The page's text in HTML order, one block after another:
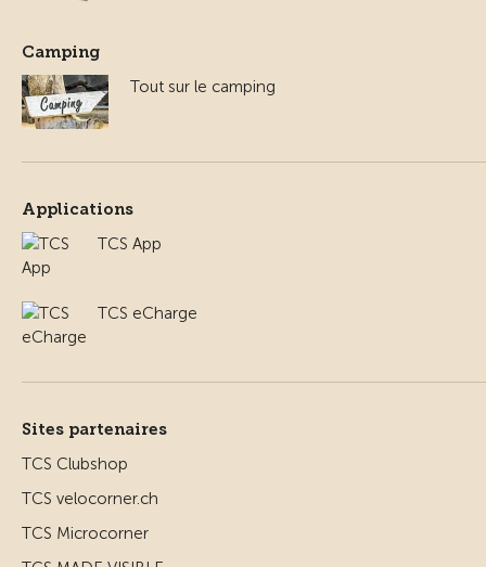
Camping
Tout sur le camping
Applications
TCS App
TCS eCharge
Sites partenaires
TCS Clubshop
TCS velocorner.ch
TCS Microcorner